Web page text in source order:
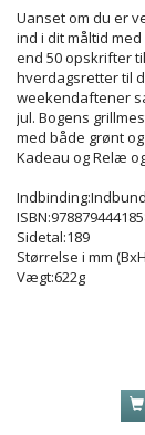
Uanset om du er
ind i dit måltid
end 50 opskrifter
hverdagsretter til
weekendaftener
jul. Bogens
med både grønt
Kadeau og Relæ
Sidetal:189
Størrelse i mm
Vægt:622g